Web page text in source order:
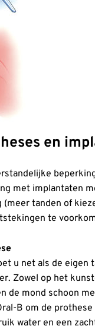
en
met implantaten
tanden of
te
u net als de
Zowel op het
de mond schoon
B om de
water en een